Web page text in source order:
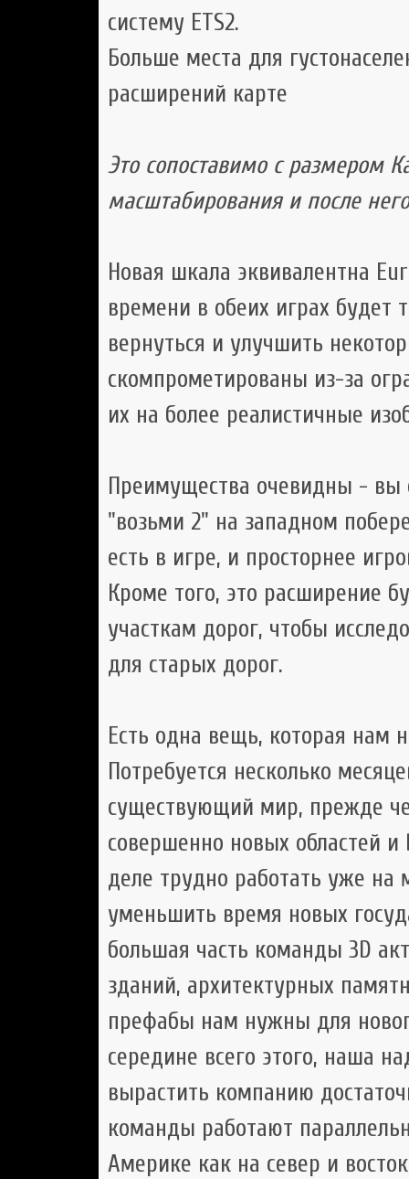
систему ETS2.
Больше места для
расширений карте
Это сопоставимо с размером
масштабирования и после него
Новая шкала эквивалентна
времени в обеих играх будет
вернуться и улучшить
скомпрометированы из-за
их на более реалистичные
Преимущества очевидны - вы
"возьми 2" на западном
есть в игре, и просторнее
Кроме того, это расширение
участкам дорог, чтобы
для старых дорог.
Есть одна вещь, которая нам
Потребуется несколько
существующий мир, прежде
совершенно новых областей
деле трудно работать уже на
уменьшить время новых
большая часть команды 3D
зданий, архитектурных
префабы нам нужны для
середине всего этого, наша
вырастить компанию
команды работают
Америке как на север и